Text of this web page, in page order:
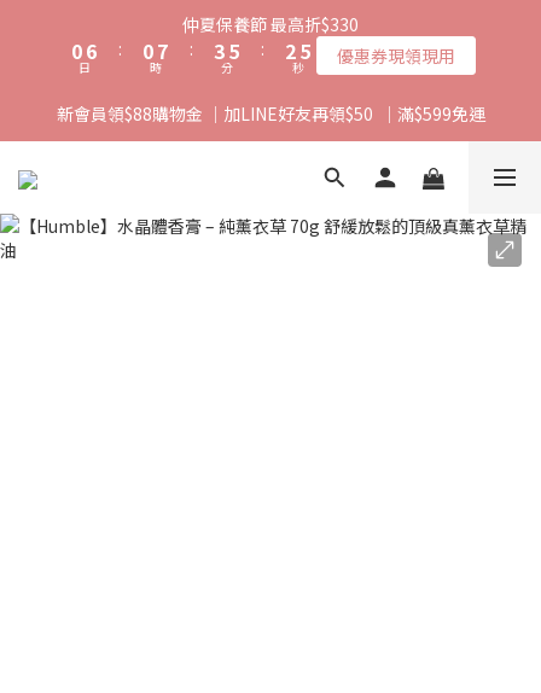
仲夏保養節 最高折$330
06
5
4
3
日
:
07
6
5
4
0
時
:
4
3
2
1
0
6
5
4
3
2
分
:
3
2
1
0
5
4
3
2
1
秒 優惠券現領現用
新會員領$88購物金 ｜加LINE好友再領$50  ｜滿$599免運